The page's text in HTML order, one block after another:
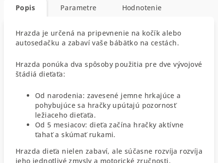
Popis Parametre Hodnotenie
Hrazda je určená na pripevnenie na kočík alebo
autosedačku a zabaví vaše bábätko na cestách.
Hrazda ponúka dva spôsoby použitia pre dve vývojové
štádiá dieťaťa:
Od narodenia: zavesené jemne hrkajúce a
pohybujúce sa hračky upútajú pozornosť
ležiaceho dieťaťa.
Od 5 mesiacov: dieťa začína hračky aktívne
ťahať a skúmať rukami.
Hrazda dieťa nielen zabaví, ale súčasne rozvíja rozvíja
jeho jednotlivé zmysly a motorické zručnosti.